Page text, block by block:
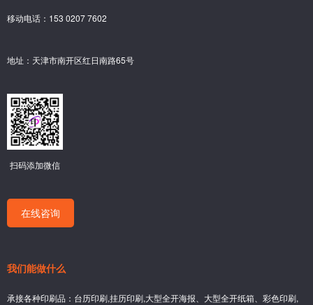
移动电话：153 0207 7602
地址：天津市南开区红日南路65号
扫码添加微信
在线咨询
我们能做什么
承接各种印刷品：台历印刷,挂历印刷,大型全开海报、大型全开纸箱、彩色印刷,